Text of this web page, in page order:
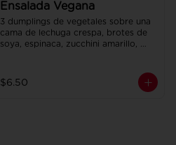
Ensalada Vegana
3 dumplings de vegetales sobre una
cama de lechuga crespa, brotes de
soya, espinaca, zucchini amarillo,
$6.50